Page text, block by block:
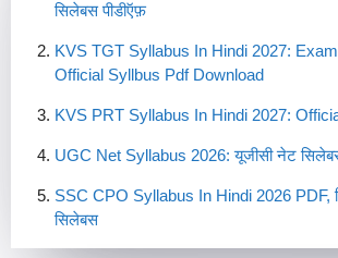
सिलेबस पीडीऍफ़
KVS TGT Syllabus In Hindi 2027:
Official Syllbus Pdf Download
KVS PRT Syllabus In Hindi 2027:
UGC Net Syllabus 2026: यूजीसी नेट
SSC CPO Syllabus In Hindi 2026 PDF,
सिलेबस